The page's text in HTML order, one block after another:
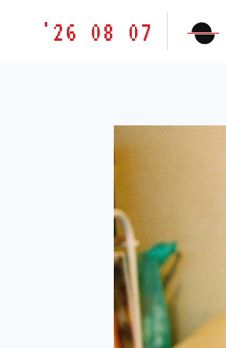
胶'26 08 07